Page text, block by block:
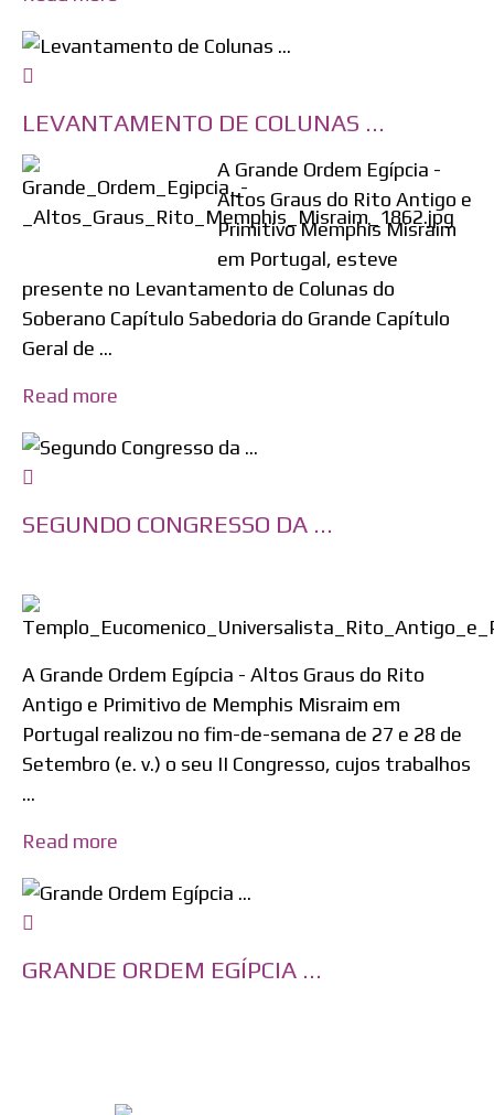
LEVANTAMENTO DE COLUNAS ...
A Grande Ordem Egípcia -
Altos Graus do Rito Antigo e
Primitivo Memphis Misraim
em Portugal, esteve
presente no Levantamento de Colunas do
Soberano Capítulo Sabedoria do Grande Capítulo
Geral de ...
Read more
SEGUNDO CONGRESSO DA ...
A Grande Ordem Egípcia - Altos Graus do Rito
Antigo e Primitivo de Memphis Misraim em
Portugal realizou no fim-de-semana de 27 e 28 de
Setembro (e. v.) o seu II Congresso, cujos trabalhos
...
Read more
GRANDE ORDEM EGÍPCIA ...